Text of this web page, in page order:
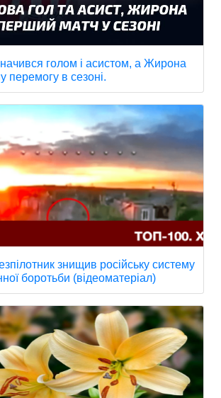
голом і асистом, а Жирона
перемогу в сезоні.
знищив російську систему
боротьби (відеоматеріал)